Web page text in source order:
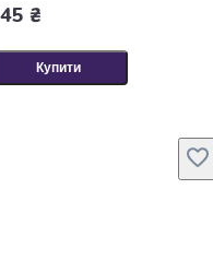
₴
Купити